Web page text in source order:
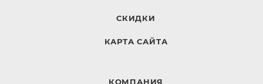
СКИДКИ
КАРТА САЙТА
КОМПАНИЯ